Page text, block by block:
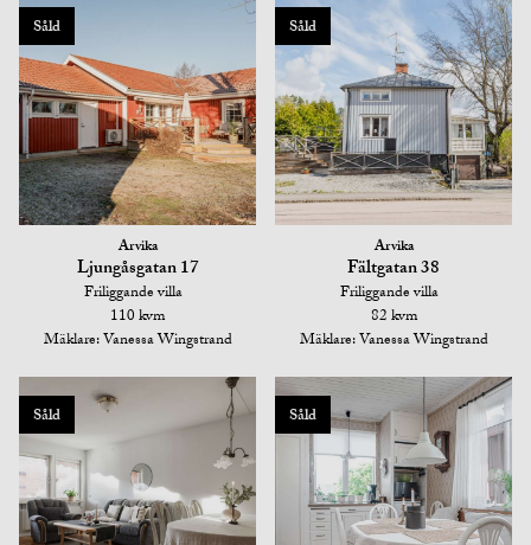
Såld
Arvika
Ljungåsgatan 17
Friliggande villa
110 kvm
Mäklare: Vanessa Wingstrand
Såld
Arvika
Fältgatan 38
Friliggande villa
82 kvm
Mäklare: Vanessa Wingstrand
Såld Såld